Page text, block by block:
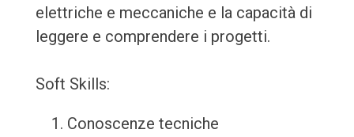
elettriche e meccaniche e la capacità di
leggere e comprendere i progetti.
Soft Skills:
Conoscenze tecniche